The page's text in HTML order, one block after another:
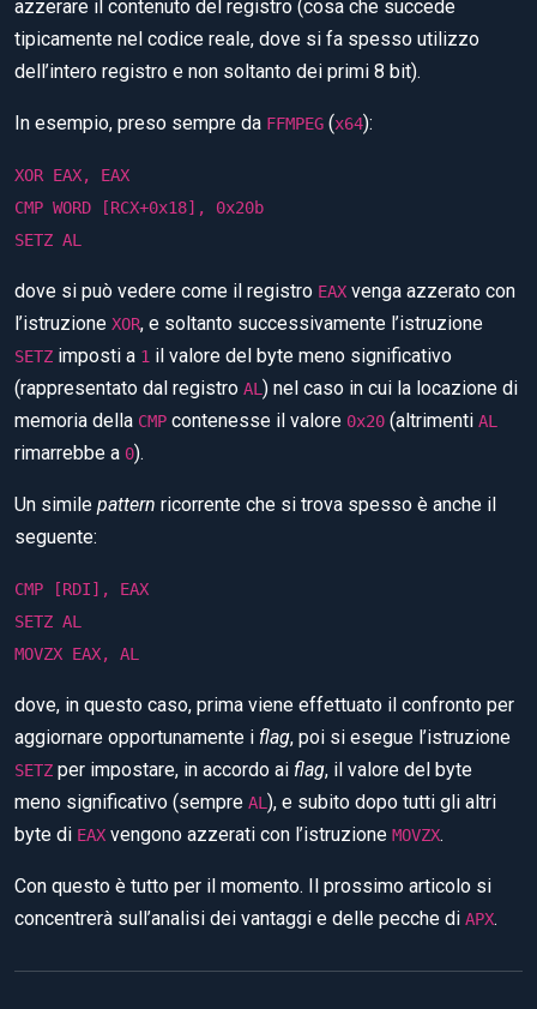
azzerare il contenuto del registro (cosa che succede
tipicamente nel codice reale, dove si fa spesso utilizzo
dell’intero registro e non soltanto dei primi 8 bit).
In esempio, preso sempre da FFMPEG (x64):
XOR EAX, EAX
CMP WORD [RCX+0x18], 0x20b
SETZ AL
dove si può vedere come il registro EAX venga azzerato con
l’istruzione XOR, e soltanto successivamente l’istruzione
SETZ imposti a 1 il valore del byte meno significativo
(rappresentato dal registro AL ) nel caso in cui la locazione di
memoria della CMP contenesse il valore 0x20 (altrimenti AL
rimarrebbe a 0).
Un simile pattern ricorrente che si trova spesso è anche il
seguente:
CMP [RDI], EAX
SETZ AL
MOVZX EAX, AL
dove, in questo caso, prima viene effettuato il confronto per
aggiornare opportunamente i flag, poi si esegue l’istruzione
SETZ per impostare, in accordo ai flag, il valore del byte
meno significativo (sempre AL ), e subito dopo tutti gli altri
byte di EAX vengono azzerati con l’istruzione MOVZX.
Con questo è tutto per il momento. Il prossimo articolo si
concentrerà sull’analisi dei vantaggi e delle pecche di APX.